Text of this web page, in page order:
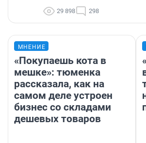
29 898 298
МНЕНИЕ
«Покупаешь кота в
мешке»: тюменка
рассказала, как на
самом деле устроен
бизнес со складами
дешевых товаров